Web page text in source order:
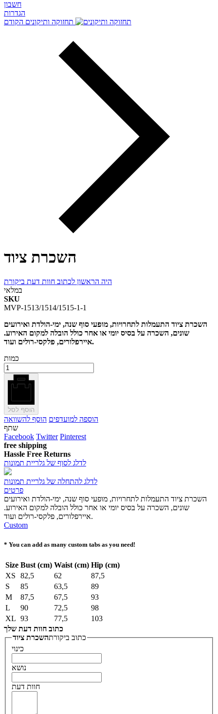
חשבון
הגדרות
תחזוקה ותיקונים הקודם
השכרת ציוד
היה הראשון לכתוב חוות דעת ביקורת
במלאי
SKU
MVP-1513/1514/1515-1-1
השכרת ציוד התעמלות לתחרויות, מופעי סוף שנה, ימי-הולדת ואירועים
שונים, השכרה על בסיס יומי או אחר כולל הובלה למקום האירוע.
איירפלורים, פלקסי-רולים ועוד.
כמות
הוסף לסל
הוספה למועדפים הוסף להשוואה
שתף
Facebook Twitter Pinterest
free shipping
Hassle Free Returns
לדלג לסוף של גלריית תמונות
לדלג להתחלה של גלריית תמונות
פרטים
השכרת ציוד התעמלות לתחרויות, מופעי סוף שנה, ימי-הולדת ואירועים
שונים, השכרה על בסיס יומי או אחר כולל הובלה למקום האירוע.
איירפלורים, פלקסי-רולים ועוד.
Custom
* You can add as many custom tabs as you need!
Size Bust (cm) Waist (cm) Hip (cm)
XS
82,5 62
87,5
S
85 63,5
89
M
87,5 67,5
93
L
90 72,5
98
XL 93 77,5
103
כתוב חוות דעת שלך
כתוב ביקורתהשכרת ציוד
כינוי
נושא
חוות דעת